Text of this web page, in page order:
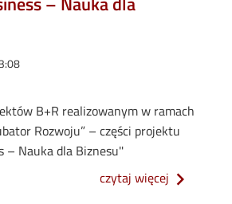
B+R realizowanym w ramach
Rozwoju” – części projektu
– Nauka dla Biznesu''
czytaj więcej o